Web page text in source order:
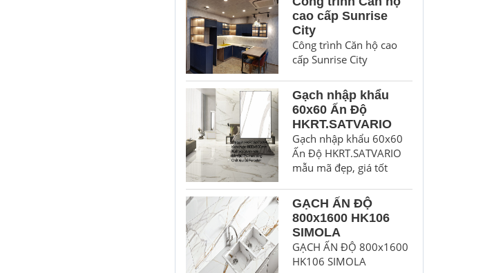
cao cấp Sunrise
City
Công trình Căn hộ cao
cấp Sunrise City
Gạch nhập khẩu
60x60 Ấn Độ
HKRT.SATVARIO
Gạch nhập khẩu 60x60
Ấn Độ HKRT.SATVARIO
mẫu mã đẹp, giá tốt
GẠCH ẤN ĐỘ
800x1600 HK106
SIMOLA
GẠCH ẤN ĐỘ 800x1600
HK106 SIMOLA